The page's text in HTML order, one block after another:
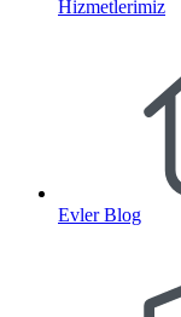
Hizmetlerimiz
Evler Blog